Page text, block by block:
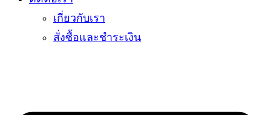
เกี่ยวกับเรา
สั่งซื้อและชำระเงิน